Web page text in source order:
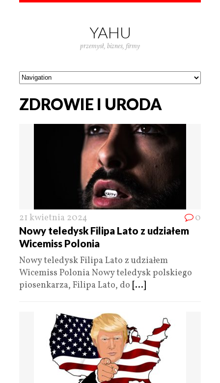
YAHU
przemysł, biznes, firmy
ZDROWIE I URODA
21 kwietnia 2024 0
Nowy teledysk Filipa Lato z udziałem
Wicemiss Polonia
Nowy teledysk Filipa Lato z udziałem
Wicemiss Polonia Nowy teledysk polskiego
piosenkarza, Filipa Lato, do [...]